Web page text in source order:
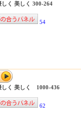
く 美しく 300-264
54
しく 美しく 1000-436
62